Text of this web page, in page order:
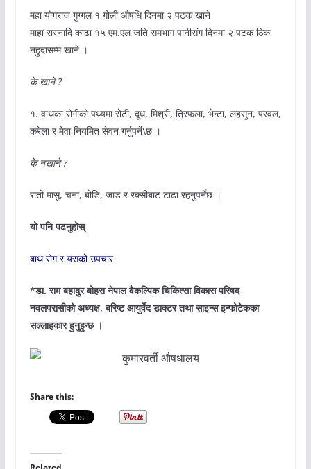
महा योगराज गुग्गल १ गोली औषधि दिनमा २ पटक खाने
माहा रास्नादि काढा १५ एम.एल जति समभाग पानीसंग दिनमा २ पटक ठिक
नहुदासम्म खाने ।
के खाने ?
१. वाथका रोगीको पथ्यमा रोटी, दूध, मिश्री, त्रिफला, भेन्टा, लहसुन, परवल,
करेला र मेवा नियमित सेवन गर्नुपर्ने\छ ।
के नखाने ?
रातो मासु, चना, बोडि, जाड र रक्सीबाट टाढा रहनुपर्नेछ ।
यो पनि पढनुहोस्
बाथ रोग र यसको उपचार
*डा. राम बहादुर बोहरा नेपाल वैकल्पिक चिकित्सा विकास परिषद
नवलपरासीको अध्यक्ष, बरिष्ट आयुर्वेद डाक्टर तथा साइन्स इन्फोटेकका
सल्लाहकार हुनुहुन्छ ।
Share this: